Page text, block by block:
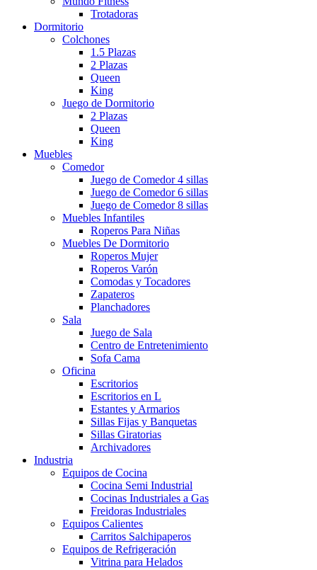
Trotadoras
Dormitorio
Colchones
1.5 Plazas
2 Plazas
Queen
King
Juego de Dormitorio
2 Plazas
Queen
King
Muebles
Comedor
Juego de Comedor 4 sillas
Juego de Comedor 6 sillas
Juego de Comedor 8 sillas
Muebles Infantiles
Roperos Para Niñas
Muebles De Dormitorio
Roperos Mujer
Roperos Varón
Comodas y Tocadores
Zapateros
Planchadores
Sala
Juego de Sala
Centro de Entretenimiento
Sofa Cama
Oficina
Escritorios
Escritorios en L
Estantes y Armarios
Sillas Fijas y Banquetas
Sillas Giratorias
Archivadores
Industria
Equipos de Cocina
Cocina Semi Industrial
Cocinas Industriales a Gas
Freidoras Industriales
Equipos Calientes
Carritos Salchipaperos
Equipos de Refrigeración
Vitrina para Helados